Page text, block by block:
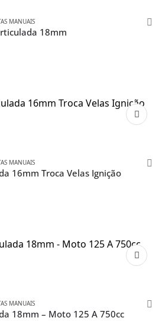
MANUAIS
18mm
MANUAIS
16mm Troca Velas Ignição
MANUAIS
18mm – Moto 125 A 750cc